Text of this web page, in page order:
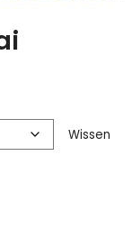
Wissen